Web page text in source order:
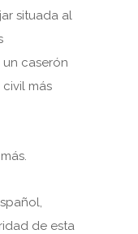
situada al
un caserón
más
de esta